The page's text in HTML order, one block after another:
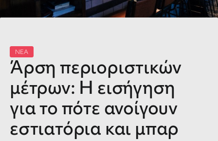
ΝΕΑ
Άρση περιοριστικών
μέτρων: Η εισήγηση
για το πότε ανοίγουν
εστιατόρια και μπαρ